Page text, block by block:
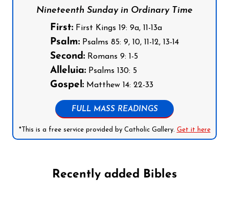
Nineteenth Sunday in Ordinary Time
First: First Kings 19: 9a, 11-13a
Psalm: Psalms 85: 9, 10, 11-12, 13-14
Second: Romans 9: 1-5
Alleluia: Psalms 130: 5
Gospel: Matthew 14: 22-33
FULL MASS READINGS
*This is a free service provided by Catholic Gallery. Get it here
Recently added Bibles